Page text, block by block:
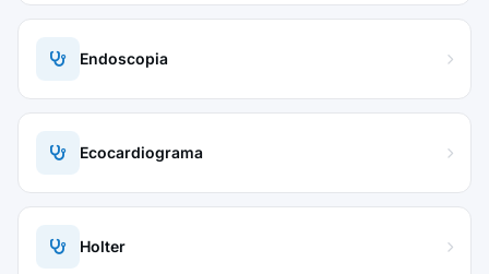
Endoscopia
Ecocardiograma
Holter